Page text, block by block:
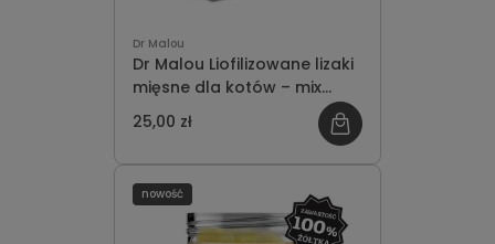
Dr Malou
Dr Malou Liofilizowane lizaki
mięsne dla kotów – mix
smaków 25g
25,00 zł
nowość